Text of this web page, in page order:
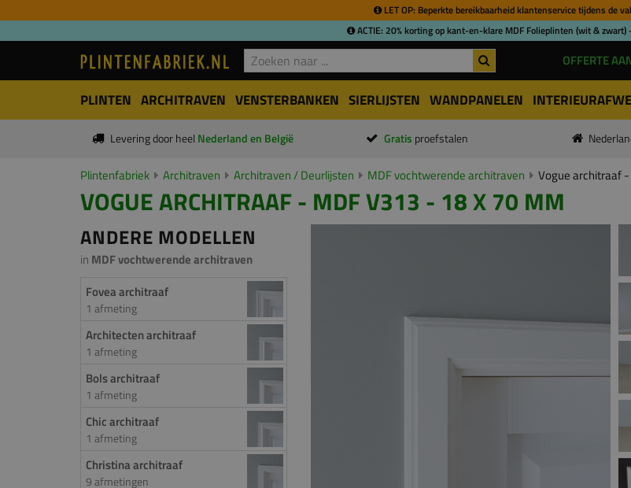
LET OP: Beperkte bereikbaarheid klantenservice tijdens de
ACTIE: 20% korting op kant-en-klare MDF Folieplinten (wit &
OFFERTE
PLINTEN ARCHITRAVEN VENSTERBANKEN SIERLIJSTEN WANDPANELEN
Levering door heel Nederland en België Gratis proefstalen
Plintenfabriek Architraven Architraven / Deurlijsten MDF vochtwerende architraven Vogue architraaf
VOGUE ARCHITRAAF - MDF V313 - 18 X 70 MM
ANDERE MODELLEN
in MDF vochtwerende architraven
Fovea architraaf
1 afmeting
Architecten architraaf
1 afmeting
Bols architraaf
1 afmeting
Chic architraaf
1 afmeting
Christina architraaf
9 afmetingen